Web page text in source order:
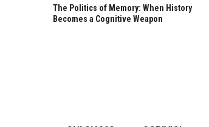
The Politics of Memory: When History
Becomes a Cognitive Weapon